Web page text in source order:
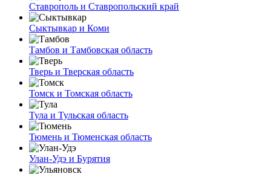
Ставрополь и Ставропольский край
Сыктывкар и Коми
Тамбов и Тамбовская область
Тверь и Тверская область
Томск и Томская область
Тула и Тульская область
Тюмень и Тюменская область
Улан-Удэ и Бурятия